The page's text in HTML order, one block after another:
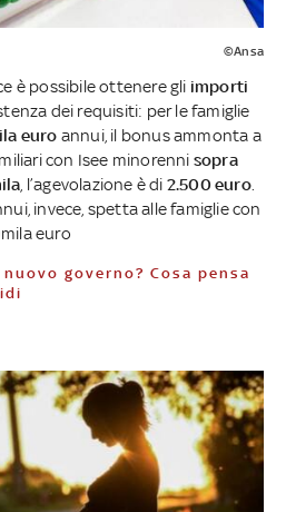
©Ansa
è possibile ottenere gli importi
dei requisiti: per le famiglie
euro annui, il bonus ammonta a
con Isee minorenni sopra
, l’agevolazione è di 2.500 euro.
invece, spetta alle famiglie con
euro